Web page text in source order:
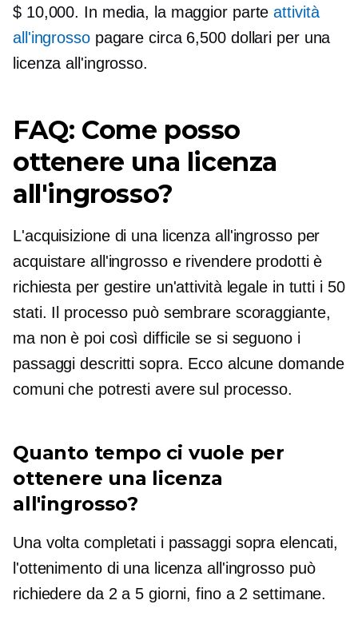
$ 10,000. In media, la maggior parteattività
all'ingrossopagare circa 6,500 dollari per una
licenza all'ingrosso.
FAQ: Come posso
ottenere una licenza
all'ingrosso?
L'acquisizione di una licenza all'ingrosso per
acquistare all'ingrosso e rivendere prodotti è
richiesta per gestire un'attività legale in tutti i 50
stati. Il processo può sembrare scoraggiante,
ma non è poi così difficile se si seguono i
passaggi descritti sopra. Ecco alcune domande
comuni che potresti avere sul processo.
Quanto tempo ci vuole per
ottenere una licenza
all'ingrosso?
Una volta completati i passaggi sopra elencati,
l'ottenimento di una licenza all'ingrosso può
richiedere da 2 a 5 giorni, fino a 2 settimane.